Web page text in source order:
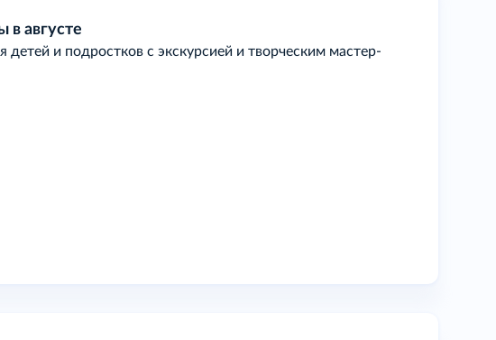
в августе
и подростков с экскурсией и творческим мастер-